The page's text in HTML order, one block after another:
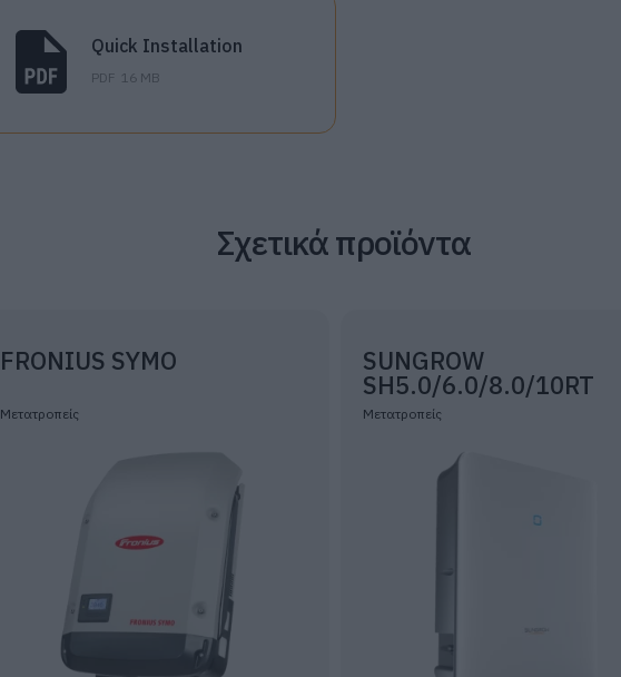
Quick Installation
PDF 16 MB
Σχετικά προϊόντα
FRONIUS SYMO
Μετατροπείς
SUNGROW
SH5.0/6.0/8.0/10RT
Μετατροπείς